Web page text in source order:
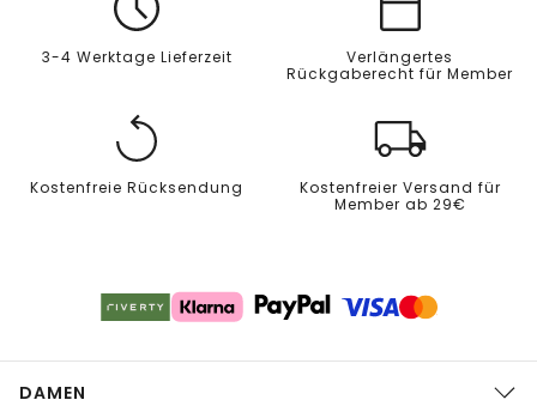
3-4 Werktage Lieferzeit
Verlängertes
Rückgaberecht für Member
Kostenfreie Rücksendung
Kostenfreier Versand für
Member ab 29€
DAMEN